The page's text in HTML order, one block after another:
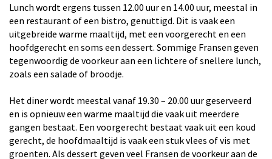
Lunch wordt ergens tussen 12.00 uur en 14.00 uur, meestal in
een restaurant of een bistro, genuttigd. Dit is vaak een
uitgebreide warme maaltijd, met een voorgerecht en een
hoofdgerecht en soms een dessert. Sommige Fransen geven
tegenwoordig de voorkeur aan een lichtere of snellere lunch,
zoals een salade of broodje.
Het diner wordt meestal vanaf 19.30 – 20.00 uur geserveerd
en is opnieuw een warme maaltijd die vaak uit meerdere
gangen bestaat. Een voorgerecht bestaat vaak uit een koud
gerecht, de hoofdmaaltijd is vaak een stuk vlees of vis met
groenten. Als dessert geven veel Fransen de voorkeur aan de